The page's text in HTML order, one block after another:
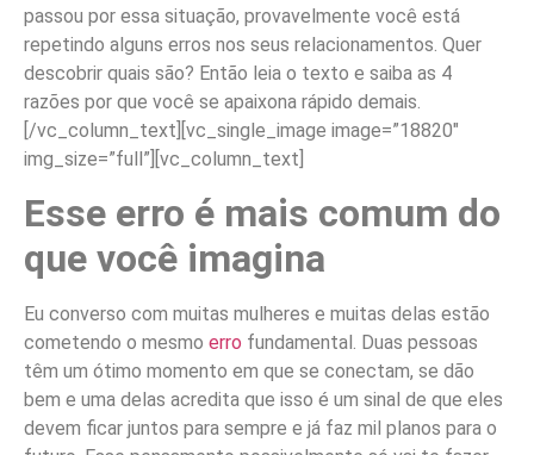
passou por essa situação, provavelmente você está
repetindo alguns erros nos seus relacionamentos. Quer
descobrir quais são? Então leia o texto e saiba as 4
razões por que você se apaixona rápido demais.
[/vc_column_text][vc_single_image image=”18820″
img_size=”full”][vc_column_text]
Esse erro é mais comum do
que você imagina
Eu converso com muitas mulheres e muitas delas estão
cometendo o mesmo erro fundamental. Duas pessoas
têm um ótimo momento em que se conectam, se dão
bem e uma delas acredita que isso é um sinal de que eles
devem ficar juntos para sempre e já faz mil planos para o